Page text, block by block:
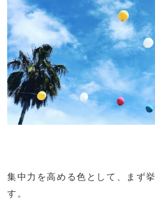
集中力を高める色として、まず
す。